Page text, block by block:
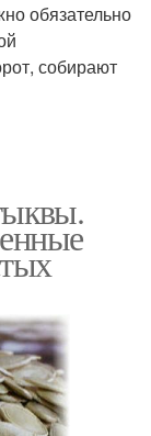
обязательно
собирают